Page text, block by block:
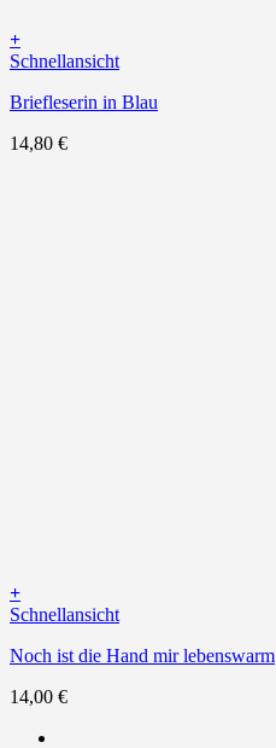
+
Schnellansicht
Briefleserin in Blau
14,80 €
+
Schnellansicht
Noch ist die Hand mir lebenswarm
14,00 €